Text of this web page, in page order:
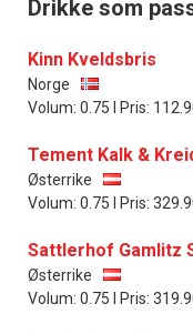
Drikke som
Kinn Kveldsbris
Norge
Volum: 0.75 l Pris:
Tement Kalk &
Østerrike
Volum: 0.75 l Pris:
Sattlerhof Gamlitz
Østerrike
Volum: 0.75 l Pris: